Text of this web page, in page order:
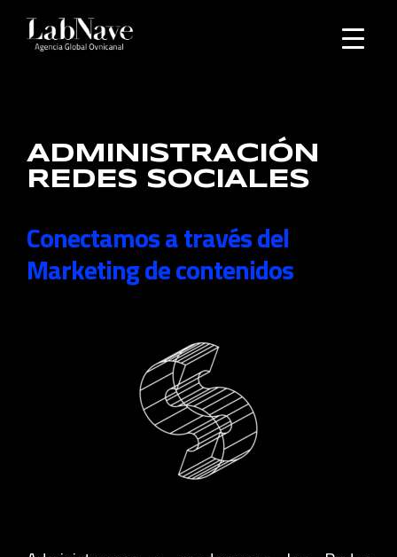
ADMINISTRACIÓN
REDES SOCIALES
Conectamos a través del
Marketing de contenidos